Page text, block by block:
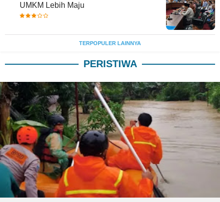
UMKM Lebih Maju
TERPOPULER LAINNYA
PERISTIWA